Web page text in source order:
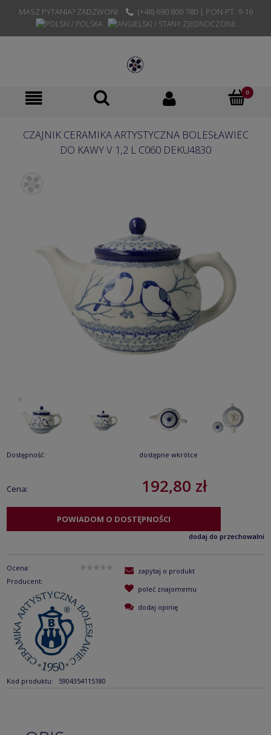
MASZ PYTANIA? ZADZWOŃ! (+48) 690 800 780 | PON-PT. 9-16
CZAJNIK CERAMIKA ARTYSTYCZNA BOLESŁAWIEC
DO KAWY V 1,2 L C060 DEKU4830
Dostępność: dostępne wkrótce
Cena: 192,80 zł
POWIADOM O DOSTĘPNOŚCI
dodaj do przechowalni
Ocena:
Producent:
Kod produktu: 5904354115180
zapytaj o produkt
poleć znajomemu
dodaj opinię